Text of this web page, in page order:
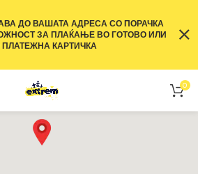
0
ДО ВАШАТА АДРЕСА СО ПОРАЧКА
ЗА ПЛАЌАЊЕ ВО ГОТОВО ИЛИ
КАРТИЧКА